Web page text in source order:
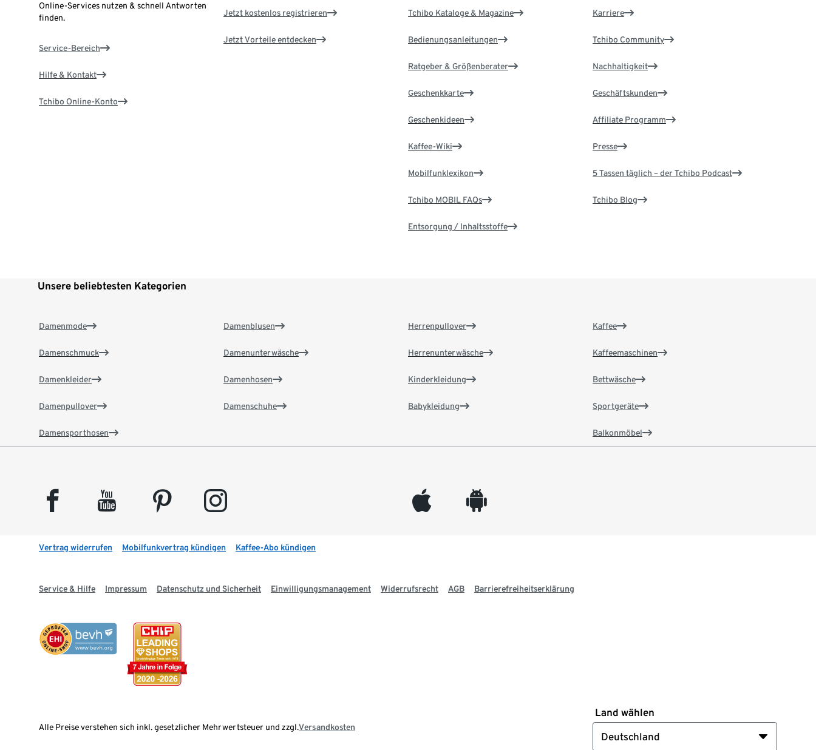
Online-Services nutzen & schnell Antworten
finden.
Service-Bereich
Hilfe & Kontakt
Tchibo Online-Konto
Jetzt kostenlos registrieren
Jetzt Vorteile entdecken
Tchibo Kataloge & Magazine
Bedienungsanleitungen
Ratgeber & Größenberater
Geschenkkarte
Geschenkideen
Kaffee-Wiki
Mobilfunklexikon
Tchibo MOBIL FAQs
Entsorgung / Inhaltsstoffe
Karriere
Tchibo Community
Nachhaltigkeit
Geschäftskunden
Affiliate Programm
Presse
5 Tassen täglich – der Tchibo Podcast
Tchibo Blog
Unsere beliebtesten Kategorien
Damenmode
Damenschmuck
Damenkleider
Damenpullover
Damensporthosen
Damenblusen
Damenunterwäsche
Damenhosen
Damenschuhe
Herrenpullover
Herrenunterwäsche
Kinderkleidung
Babykleidung
Kaffee
Kaffeemaschinen
Bettwäsche
Sportgeräte
Balkonmöbel
facebook youtube pinterest instagram appleinc android
Vertrag widerrufen Mobilfunkvertrag kündigen Kaffee-Abo kündigen
Service & Hilfe Impressum Datenschutz und Sicherheit Einwilligungsmanagement Widerrufsrecht AGB Barrierefreiheitserklärung
Alle Preise verstehen sich inkl. gesetzlicher Mehrwertsteuer und zzgl.Versandkosten
Land wählen
Deutschland